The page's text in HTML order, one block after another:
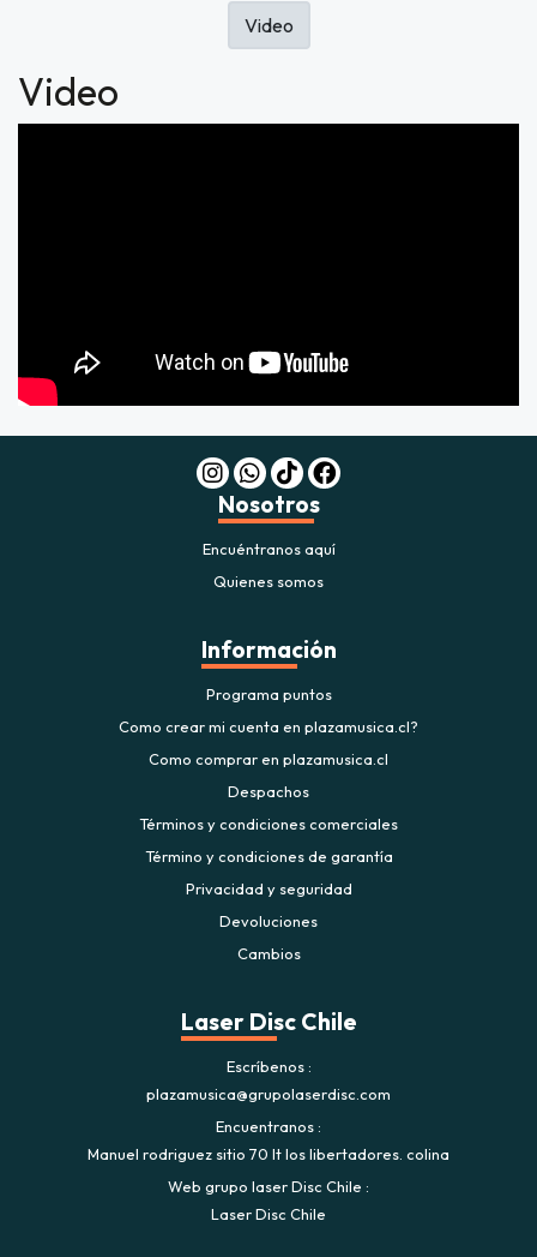
Video
Video
Nosotros
Encuéntranos aquí
Quienes somos
Información
Programa puntos
Como crear mi cuenta en plazamusica.cl?
Como comprar en plazamusica.cl
Despachos
Términos y condiciones comerciales
Término y condiciones de garantía
Privacidad y seguridad
Devoluciones
Cambios
Laser Disc Chile
Escríbenos
plazamusica@grupolaserdisc.com
Encuentranos
Manuel rodriguez sitio 70 lt los libertadores. colina
Web grupo laser Disc Chile
Laser Disc Chile